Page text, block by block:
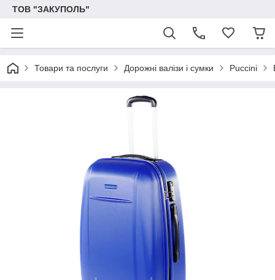
ТОВ "ЗАКУПОЛЬ"
Товари та послуги Дорожні валізи і сумки Puccini